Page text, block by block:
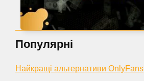
Популярні
Найкращі альтернативи OnlyFans